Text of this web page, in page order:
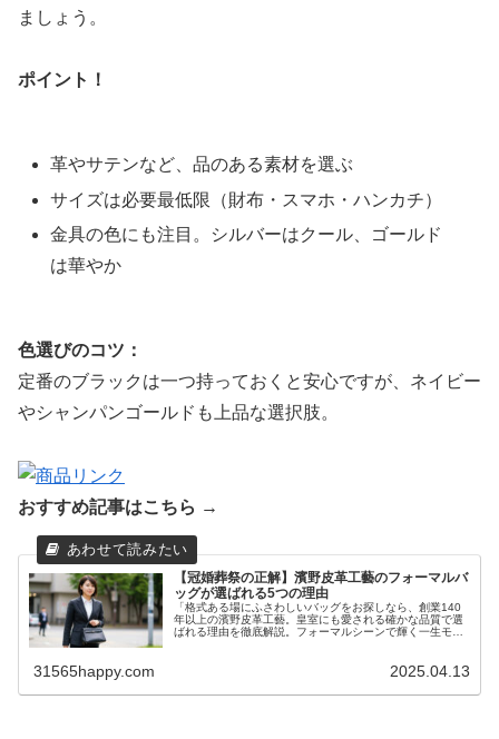
ましょう。
ポイント！
革やサテンなど、品のある素材を選ぶ
サイズは必要最低限（財布・スマホ・ハンカチ）
金具の色にも注目。シルバーはクール、ゴールド
は華やか
色選びのコツ：
定番のブラックは一つ持っておくと安心ですが、ネイビー
やシャンパンゴールドも上品な選択肢。
おすすめ記事はこちら →
【冠婚葬祭の正解】濱野皮革工藝のフォーマルバ
ッグが選ばれる5つの理由
「格式ある場にふさわしいバッグをお探しなら、創業140
年以上の濱野皮革工藝。皇室にも愛される確かな品質で選
ばれる理由を徹底解説。フォーマルシーンで輝く一生モノ
31565happy.com 2025.04.13